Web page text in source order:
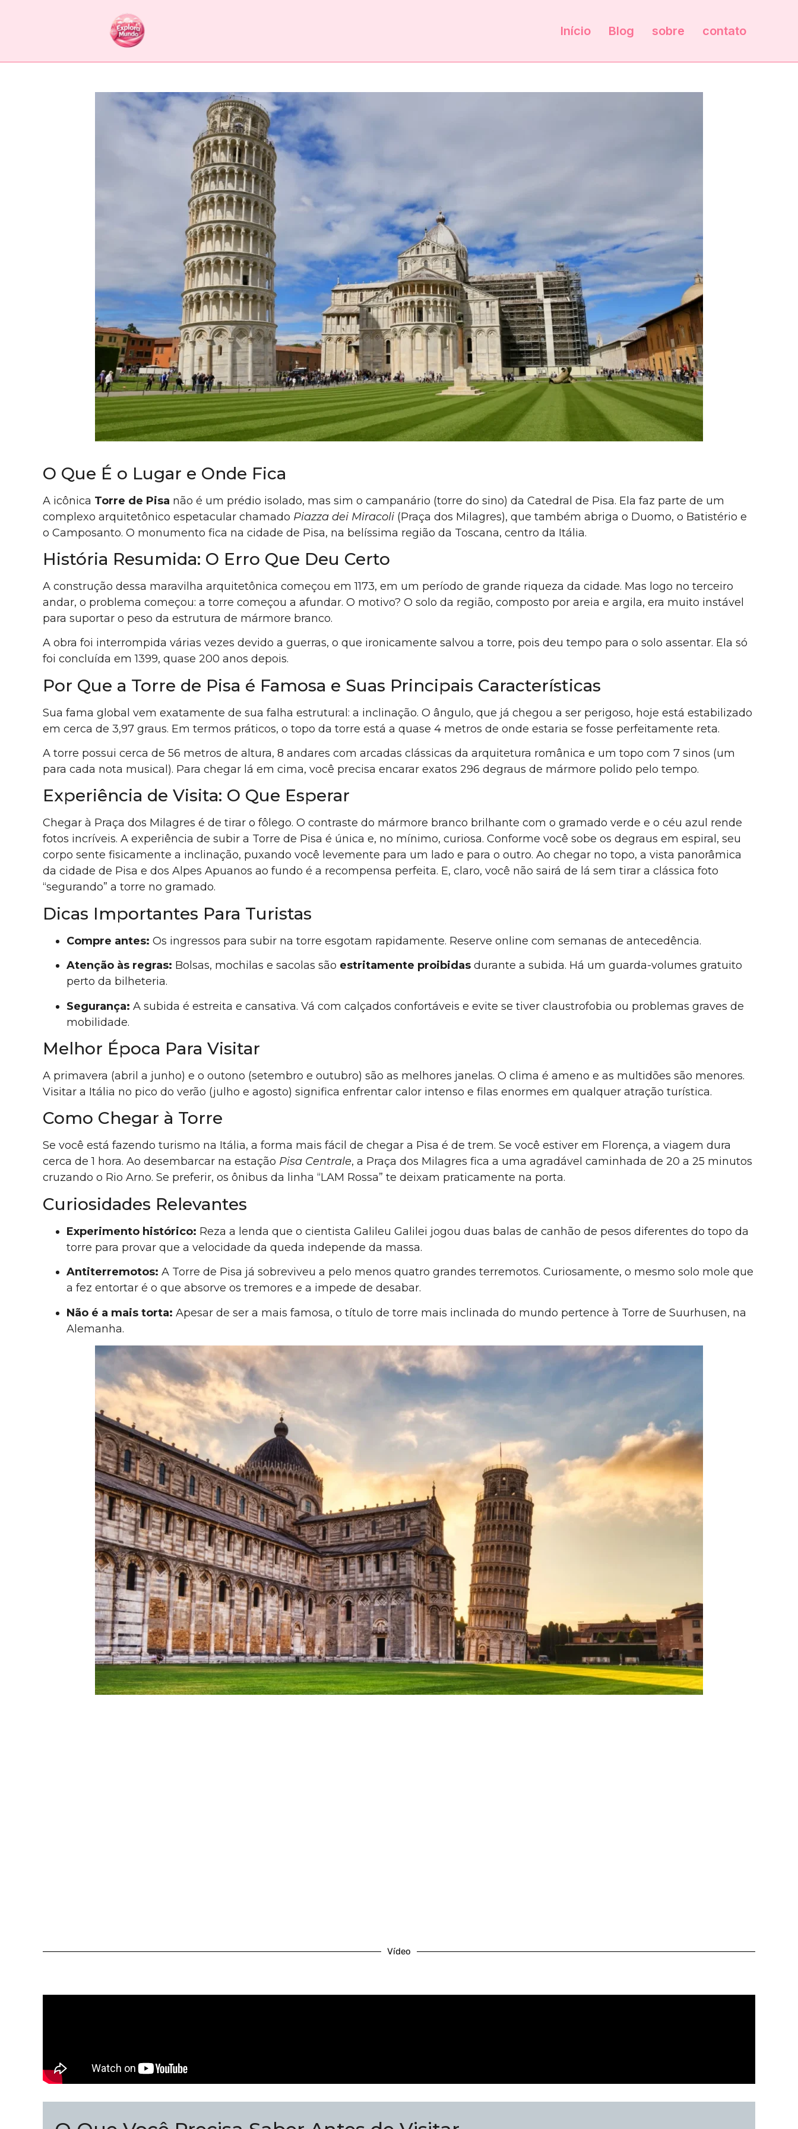
Início Blog sobre contato
O Que É o Lugar e Onde Fica
A icônica Torre de Pisa não é um prédio isolado, mas sim o campanário (torre do sino) da Catedral de Pisa. Ela faz parte de um
complexo arquitetônico espetacular chamado Piazza dei Miracoli (Praça dos Milagres), que também abriga o Duomo, o Batistério e
o Camposanto. O monumento fica na cidade de Pisa, na belíssima região da Toscana, centro da Itália.
História Resumida: O Erro Que Deu Certo
A construção dessa maravilha arquitetônica começou em 1173, em um período de grande riqueza da cidade. Mas logo no terceiro
andar, o problema começou: a torre começou a afundar. O motivo? O solo da região, composto por areia e argila, era muito instável
para suportar o peso da estrutura de mármore branco.
A obra foi interrompida várias vezes devido a guerras, o que ironicamente salvou a torre, pois deu tempo para o solo assentar. Ela só
foi concluída em 1399, quase 200 anos depois.
Por Que a Torre de Pisa é Famosa e Suas Principais Características
Sua fama global vem exatamente de sua falha estrutural: a inclinação. O ângulo, que já chegou a ser perigoso, hoje está estabilizado
em cerca de 3,97 graus. Em termos práticos, o topo da torre está a quase 4 metros de onde estaria se fosse perfeitamente reta.
A torre possui cerca de 56 metros de altura, 8 andares com arcadas clássicas da arquitetura românica e um topo com 7 sinos (um
para cada nota musical). Para chegar lá em cima, você precisa encarar exatos 296 degraus de mármore polido pelo tempo.
Experiência de Visita: O Que Esperar
Chegar à Praça dos Milagres é de tirar o fôlego. O contraste do mármore branco brilhante com o gramado verde e o céu azul rende
fotos incríveis. A experiência de subir a Torre de Pisa é única e, no mínimo, curiosa. Conforme você sobe os degraus em espiral, seu
corpo sente fisicamente a inclinação, puxando você levemente para um lado e para o outro. Ao chegar no topo, a vista panorâmica
da cidade de Pisa e dos Alpes Apuanos ao fundo é a recompensa perfeita. E, claro, você não sairá de lá sem tirar a clássica foto
“segurando” a torre no gramado.
Dicas Importantes Para Turistas
Compre antes: Os ingressos para subir na torre esgotam rapidamente. Reserve online com semanas de antecedência.
Atenção às regras: Bolsas, mochilas e sacolas são estritamente proibidas durante a subida. Há um guarda-volumes gratuito
perto da bilheteria.
Segurança: A subida é estreita e cansativa. Vá com calçados confortáveis e evite se tiver claustrofobia ou problemas graves de
mobilidade.
Melhor Época Para Visitar
A primavera (abril a junho) e o outono (setembro e outubro) são as melhores janelas. O clima é ameno e as multidões são menores.
Visitar a Itália no pico do verão (julho e agosto) significa enfrentar calor intenso e filas enormes em qualquer atração turística.
Como Chegar à Torre
Se você está fazendo turismo na Itália, a forma mais fácil de chegar a Pisa é de trem. Se você estiver em Florença, a viagem dura
cerca de 1 hora. Ao desembarcar na estação Pisa Centrale, a Praça dos Milagres fica a uma agradável caminhada de 20 a 25 minutos
cruzando o Rio Arno. Se preferir, os ônibus da linha “LAM Rossa” te deixam praticamente na porta.
Curiosidades Relevantes
Experimento histórico: Reza a lenda que o cientista Galileu Galilei jogou duas balas de canhão de pesos diferentes do topo da
torre para provar que a velocidade da queda independe da massa.
Antiterremotos: A Torre de Pisa já sobreviveu a pelo menos quatro grandes terremotos. Curiosamente, o mesmo solo mole que
a fez entortar é o que absorve os tremores e a impede de desabar.
Não é a mais torta: Apesar de ser a mais famosa, o título de torre mais inclinada do mundo pertence à Torre de Suurhusen, na
Alemanha.
Vídeo